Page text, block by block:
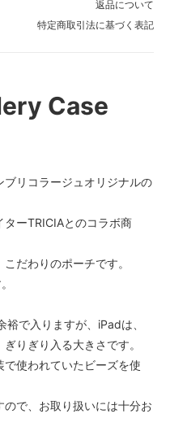
返品について
特定商取引法に基づく表記
Case
リコラージュオリジナルの
ーTRICIAとのコラボ商
だわりのポーチです。
で入りますが、iPadは、
りぎり入る大きさです。
使われていたビーズを使
で、お取り扱いには十分お